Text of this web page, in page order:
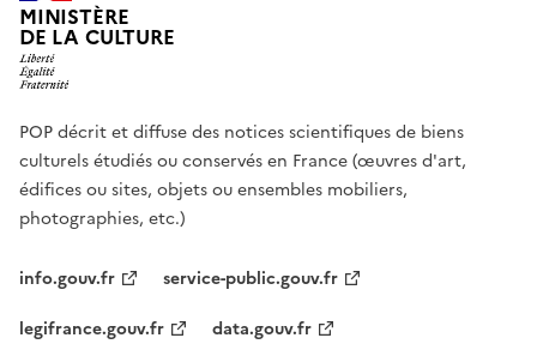
MINISTÈRE
DE LA CULTURE
POP décrit et diffuse des notices scientifiques de biens
culturels étudiés ou conservés en France (œuvres d'art,
édifices ou sites, objets ou ensembles mobiliers,
photographies, etc.)
info.gouv.fr
service-public.gouv.fr
legifrance.gouv.fr
data.gouv.fr